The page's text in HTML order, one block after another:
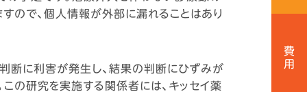
ので、個人情報が外部に漏れることはあり
断に利害が発生し、結果の判断にひずみが
の研究を実施する関係者には、キッセイ薬
費
用